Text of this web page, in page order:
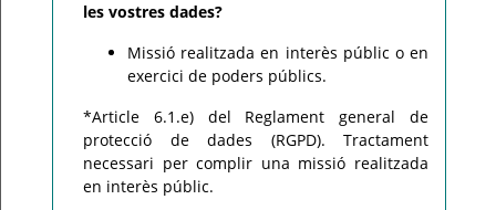
les vostres dades?
Missió realitzada en interès públic o en
exercici de poders públics.
*Article 6.1.e) del Reglament general de
protecció de dades (RGPD). Tractament
necessari per complir una missió realitzada
en interès públic.